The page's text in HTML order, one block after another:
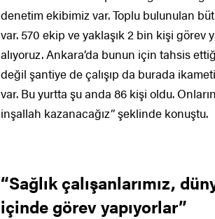
denetim ekibimiz var. Toplu bulunulan
var. 570 ekip ve yaklaşık 2 bin kişi görev
alıyoruz. Ankara’da bunun için tahsis
değil şantiye de çalışıp da burada
var. Bu yurtta şu anda 86 kişi oldu.
inşallah kazanacağız” şeklinde konuştu.
“Sağlık çalışanlarımız,
içinde görev yapıyorlar”